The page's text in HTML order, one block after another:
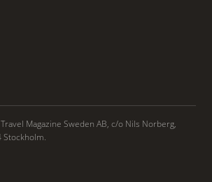
Magazine Sweden AB, c/o Nils Norberg,
Stockholm.